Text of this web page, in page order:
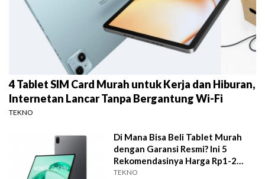
4 Tablet SIM Card Murah untuk Kerja dan Hiburan,
Internetan Lancar Tanpa Bergantung Wi-Fi
TEKNO
Di Mana Bisa Beli Tablet Murah
dengan Garansi Resmi? Ini 5
Rekomendasinya Harga Rp1-2
Jutaan
TEKNO